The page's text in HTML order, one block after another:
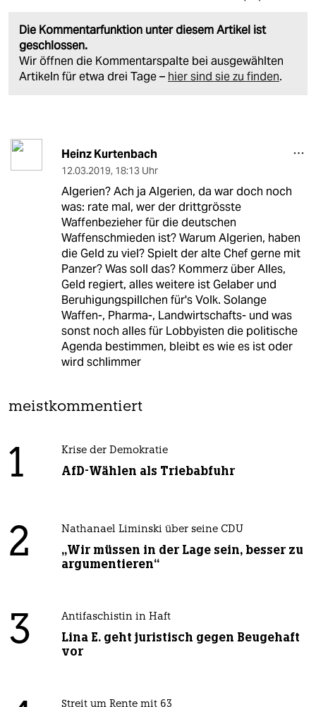
Die Kommentarfunktion unter diesem Artikel ist
geschlossen.
Wir öffnen die Kommentarspalte bei ausgewählten
Artikeln für etwa drei Tage – hier sind sie zu finden.
Heinz Kurtenbach
12.03.2019, 18:13 Uhr
Algerien? Ach ja Algerien, da war doch noch
was: rate mal, wer der drittgrösste
Waffenbezieher für die deutschen
Waffenschmieden ist? Warum Algerien, haben
die Geld zu viel? Spielt der alte Chef gerne mit
Panzer? Was soll das? Kommerz über Alles,
Geld regiert, alles weitere ist Gelaber und
Beruhigungspillchen für's Volk. Solange
Waffen-, Pharma-, Landwirtschafts- und was
sonst noch alles für Lobbyisten die politische
Agenda bestimmen, bleibt es wie es ist oder
wird schlimmer
meistkommentiert
1 Krise der Demokratie
AfD-Wählen als Triebabfuhr
2 Nathanael Liminski über seine CDU
„Wir müssen in der Lage sein, besser zu
argumentieren“
3 Antifaschistin in Haft
Lina E. geht juristisch gegen Beugehaft
vor
Streit um Rente mit 63